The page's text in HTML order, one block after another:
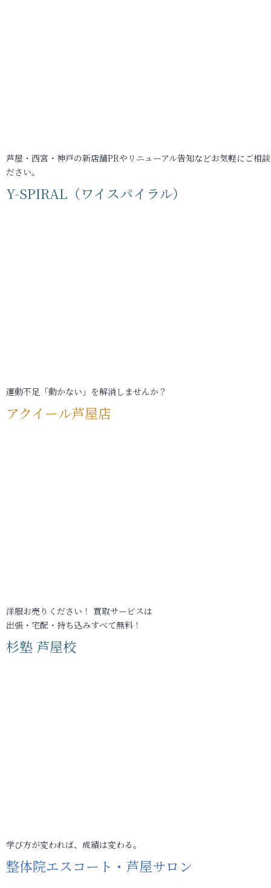
芦屋・西宮・神戸の新店舗PRやリニューアル告知などお気軽にご相
ださい。
Y-SPIRAL（ワイスパイラル）
運動不足「動かない」を解消しませんか？
アクイール芦屋店
洋服お売りください！ 買取サービスは
出張・宅配・持ち込みすべて無料！
杉塾 芦屋校
学び方が変われば、成績は変わる。
整体院エスコート・芦屋サロン